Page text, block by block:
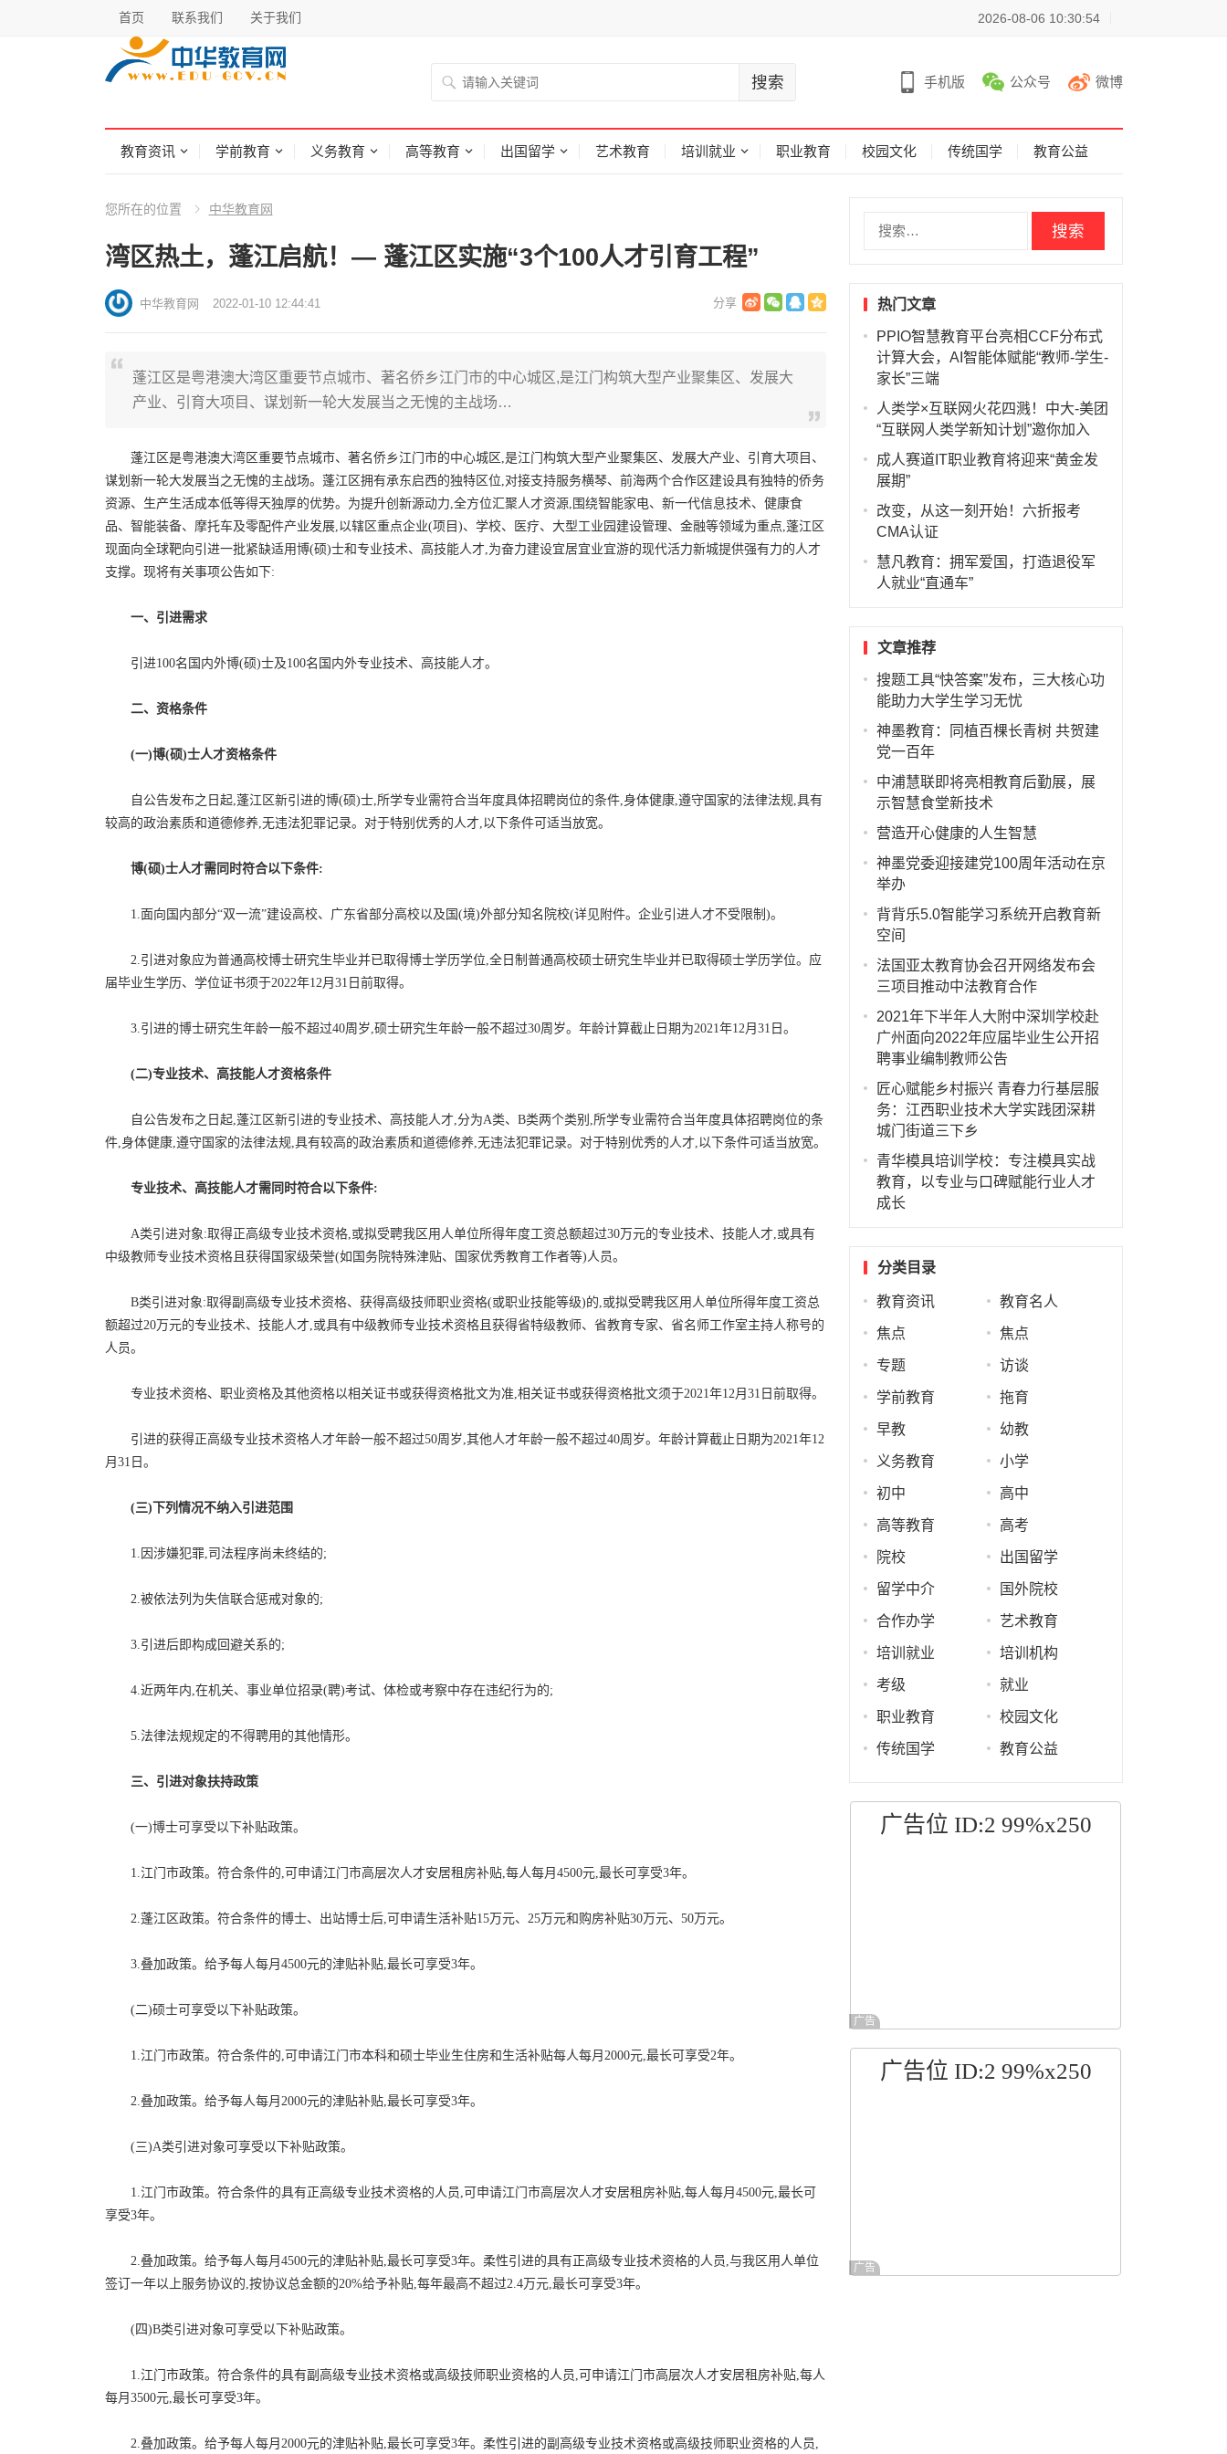
首页 联系我们 关于我们 2026-08-06 10:30:54
手机版 公众号 微博
教育资讯 学前教育 义务教育 高等教育 出国留学 艺术教育 培训就业 职业教育 校园文化 传统国学 教育公益
您所在的位置 中华教育网
湾区热土，蓬江启航！— 蓬江区实施“3个100人才引育工程”
中华教育网 2022-01-10 12:44:41
蓬江区是粤港澳大湾区重要节点城市、著名侨乡江门市的中心城区,是江门构筑大型产业聚集区、发展大
产业、引育大项目、谋划新一轮大发展当之无愧的主战场…
蓬江区是粤港澳大湾区重要节点城市、著名侨乡江门市的中心城区,是江门构筑大型产业聚集区、发展大产业、引育大项目、
谋划新一轮大发展当之无愧的主战场。蓬江区拥有承东启西的独特区位,对接支持服务横琴、前海两个合作区建设具有独特的侨务
资源、生产生活成本低等得天独厚的优势。为提升创新源动力,全方位汇聚人才资源,围绕智能家电、新一代信息技术、健康食
品、智能装备、摩托车及零配件产业发展,以辖区重点企业(项目)、学校、医疗、大型工业园建设管理、金融等领域为重点,蓬江区
现面向全球靶向引进一批紧缺适用博(硕)士和专业技术、高技能人才,为奋力建设宜居宜业宜游的现代活力新城提供强有力的人才
支撑。现将有关事项公告如下:
一、引进需求
引进100名国内外博(硕)士及100名国内外专业技术、高技能人才。
二、资格条件
(一)博(硕)士人才资格条件
自公告发布之日起,蓬江区新引进的博(硕)士,所学专业需符合当年度具体招聘岗位的条件,身体健康,遵守国家的法律法规,具有
较高的政治素质和道德修养,无违法犯罪记录。对于特别优秀的人才,以下条件可适当放宽。
博(硕)士人才需同时符合以下条件:
1.面向国内部分“双一流”建设高校、广东省部分高校以及国(境)外部分知名院校(详见附件。企业引进人才不受限制)。
2.引进对象应为普通高校博士研究生毕业并已取得博士学历学位,全日制普通高校硕士研究生毕业并已取得硕士学历学位。应
届毕业生学历、学位证书须于2022年12月31日前取得。
3.引进的博士研究生年龄一般不超过40周岁,硕士研究生年龄一般不超过30周岁。年龄计算截止日期为2021年12月31日。
(二)专业技术、高技能人才资格条件
自公告发布之日起,蓬江区新引进的专业技术、高技能人才,分为A类、B类两个类别,所学专业需符合当年度具体招聘岗位的条
件,身体健康,遵守国家的法律法规,具有较高的政治素质和道德修养,无违法犯罪记录。对于特别优秀的人才,以下条件可适当放宽。
专业技术、高技能人才需同时符合以下条件:
A类引进对象:取得正高级专业技术资格,或拟受聘我区用人单位所得年度工资总额超过30万元的专业技术、技能人才,或具有
中级教师专业技术资格且获得国家级荣誉(如国务院特殊津贴、国家优秀教育工作者等)人员。
B类引进对象:取得副高级专业技术资格、获得高级技师职业资格(或职业技能等级)的,或拟受聘我区用人单位所得年度工资总
额超过20万元的专业技术、技能人才,或具有中级教师专业技术资格且获得省特级教师、省教育专家、省名师工作室主持人称号的
人员。
专业技术资格、职业资格及其他资格以相关证书或获得资格批文为准,相关证书或获得资格批文须于2021年12月31日前取得。
引进的获得正高级专业技术资格人才年龄一般不超过50周岁,其他人才年龄一般不超过40周岁。年龄计算截止日期为2021年12
月31日。
(三)下列情况不纳入引进范围
1.因涉嫌犯罪,司法程序尚未终结的;
2.被依法列为失信联合惩戒对象的;
3.引进后即构成回避关系的;
4.近两年内,在机关、事业单位招录(聘)考试、体检或考察中存在违纪行为的;
5.法律法规规定的不得聘用的其他情形。
三、引进对象扶持政策
(一)博士可享受以下补贴政策。
1.江门市政策。符合条件的,可申请江门市高层次人才安居租房补贴,每人每月4500元,最长可享受3年。
2.蓬江区政策。符合条件的博士、出站博士后,可申请生活补贴15万元、25万元和购房补贴30万元、50万元。
3.叠加政策。给予每人每月4500元的津贴补贴,最长可享受3年。
(二)硕士可享受以下补贴政策。
1.江门市政策。符合条件的,可申请江门市本科和硕士毕业生住房和生活补贴每人每月2000元,最长可享受2年。
2.叠加政策。给予每人每月2000元的津贴补贴,最长可享受3年。
(三)A类引进对象可享受以下补贴政策。
1.江门市政策。符合条件的具有正高级专业技术资格的人员,可申请江门市高层次人才安居租房补贴,每人每月4500元,最长可
享受3年。
2.叠加政策。给予每人每月4500元的津贴补贴,最长可享受3年。柔性引进的具有正高级专业技术资格的人员,与我区用人单位
签订一年以上服务协议的,按协议总金额的20%给予补贴,每年最高不超过2.4万元,最长可享受3年。
(四)B类引进对象可享受以下补贴政策。
1.江门市政策。符合条件的具有副高级专业技术资格或高级技师职业资格的人员,可申请江门市高层次人才安居租房补贴,每人
每月3500元,最长可享受3年。
2.叠加政策。给予每人每月2000元的津贴补贴,最长可享受3年。柔性引进的副高级专业技术资格或高级技师职业资格的人员,
热门文章
PPIO智慧教育平台亮相CCF分布式
计算大会，AI智能体赋能“教师-学生-
家长”三端
人类学×互联网火花四溅！中大-美团
“互联网人类学新知计划”邀你加入
成人赛道IT职业教育将迎来“黄金发
展期”
改变，从这一刻开始！六折报考
CMA认证
慧凡教育：拥军爱国，打造退役军
人就业“直通车”
文章推荐
搜题工具“快答案”发布，三大核心功
能助力大学生学习无忧
神墨教育：同植百棵长青树 共贺建
党一百年
中浦慧联即将亮相教育后勤展，展
示智慧食堂新技术
营造开心健康的人生智慧
神墨党委迎接建党100周年活动在京
举办
背背乐5.0智能学习系统开启教育新
空间
法国亚太教育协会召开网络发布会
三项目推动中法教育合作
2021年下半年人大附中深圳学校赴
广州面向2022年应届毕业生公开招
聘事业编制教师公告
匠心赋能乡村振兴 青春力行基层服
务：江西职业技术大学实践团深耕
城门街道三下乡
青华模具培训学校：专注模具实战
教育，以专业与口碑赋能行业人才
成长
分类目录
教育资讯 教育名人
焦点 焦点
专题 访谈
学前教育 拖育
早教 幼教
义务教育 小学
初中 高中
高等教育 高考
院校 出国留学
留学中介 国外院校
合作办学 艺术教育
培训就业 培训机构
考级 就业
职业教育 校园文化
传统国学 教育公益
广告位 ID:2 99%x250
广告
广告位 ID:2 99%x250
广告